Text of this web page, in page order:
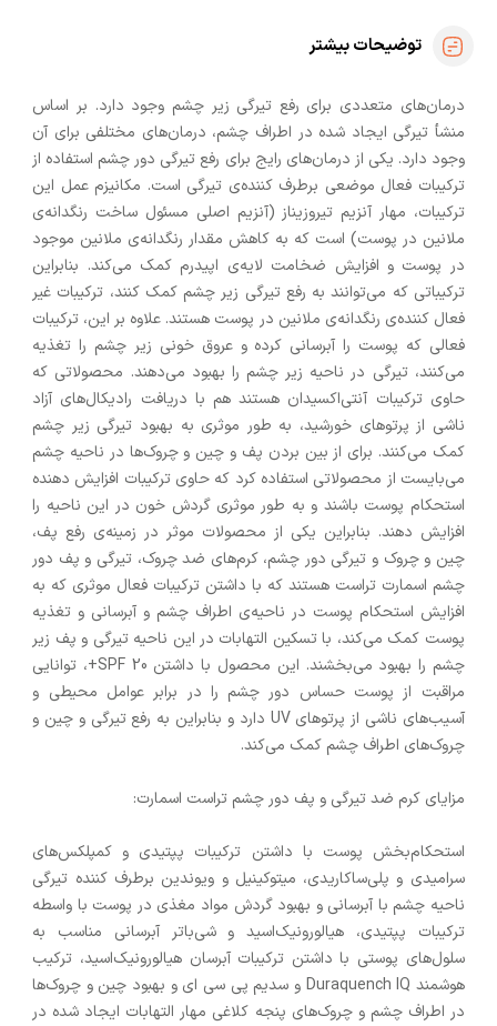
توضیحات بیشتر
درمان‌های متعددی برای رفع تیرگی زیر چشم وجود دارد. بر اساس
منشأ تیرگی ایجاد شده در اطراف چشم، درمان‌های مختلفی برای آن
وجود دارد. یکی از درمان‌های رایج برای رفع تیرگی دور چشم استفاده از
ترکیبات فعال موضعی برطرف کننده‌ی تیرگی است. مکانیزم عمل این
ترکیبات، مهار آنزیم تیروزیناز (آنزیم اصلی مسئول ساخت رنگدانه‌ی
ملانین در پوست) است که به کاهش مقدار رنگدانه‌ی ملانین موجود
در پوست و افزایش ضخامت لایه‌ی اپیدرم کمک می‌کند. بنابراین
ترکیباتی که می‌توانند به رفع تیرگی زیر چشم کمک کنند، ترکیبات غیر
فعال کننده‌ی رنگدانه‌ی ملانین در پوست هستند. علاوه بر این، ترکیبات
فعالی که پوست را آبرسانی کرده و عروق خونی زیر چشم را تغذیه
می‌کنند، تیرگی در ناحیه زیر چشم را بهبود می‌دهند. محصولاتی که
حاوی ترکیبات آنتی‌اکسیدان هستند هم با دریافت رادیکال‌های آزاد
ناشی از پرتوهای خورشید، به طور موثری به بهبود تیرگی زیر چشم
کمک می‌کنند. برای از بین بردن پف و چین و چروک‌ها در ناحیه چشم
می‌بایست از محصولاتی استفاده کرد که حاوی ترکیبات افزایش دهنده
استحکام پوست باشند و به طور موثری گردش خون در این ناحیه را
افزایش دهند. بنابراین یکی از محصولات موثر در زمینه‌ی رفع پف،
چین و چروک و تیرگی دور چشم، کرم‌های ضد چروک، تیرگی و پف دور
چشم اسمارت تراست هستند که با داشتن ترکیبات فعال موثری که به
افزایش استحکام پوست در ناحیه‌ی اطراف چشم و آبرسانی و تغذیه
پوست کمک می‌کند، با تسکین التهابات در این ناحیه تیرگی و پف زیر
چشم را بهبود می‌بخشند. این محصول با داشتن SPF 20+، توانایی
مراقبت از پوست حساس دور چشم را در برابر عوامل محیطی و
آسیب‌های ناشی از پرتوهای UV دارد و بنابراین به رفع تیرگی و چین و
چروک‌های اطراف چشم کمک می‌کند.
مزایای کرم ضد تیرگی و پف دور چشم تراست اسمارت:
استحکام‌بخش پوست با داشتن ترکیبات پپتیدی و کمپلکس‌های
سرامیدی و پلی‌ساکاریدی، میتوکینیل و ویوندین برطرف کننده تیرگی
ناحیه چشم با آبرسانی و بهبود گردش مواد مغذی در پوست با واسطه
ترکیبات پپتیدی، هیالورونیک‌اسید و شی‌باتر آبرسانی مناسب به
سلول‌های پوستی با داشتن ترکیبات آبرسان هیالورونیک‌اسید، ترکیب
هوشمند Duraquench IQ و سدیم پی سی ای و بهبود چین و چروک‌ها
در اطراف چشم و چروک‌های پنجه کلاغی مهار التهابات ایجاد شده در